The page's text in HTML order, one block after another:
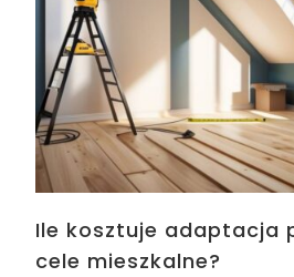
Ile kosztuje adaptacja
cele mieszkalne?